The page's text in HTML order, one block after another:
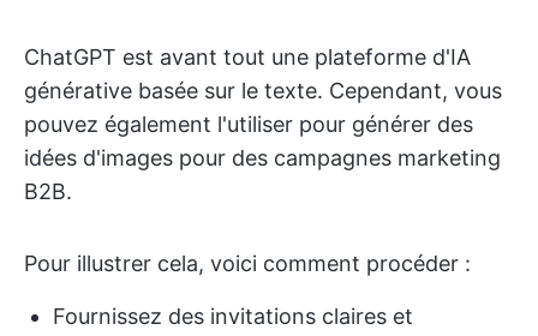
ChatGPT est avant tout une plateforme d'IA
générative basée sur le texte. Cependant, vous
pouvez également l'utiliser pour générer des
idées d'images pour des campagnes marketing
B2B.
Pour illustrer cela, voici comment procéder :
Fournissez des invitations claires et